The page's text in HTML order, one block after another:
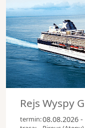
Rejs Wyspy
termin:08.08.2026